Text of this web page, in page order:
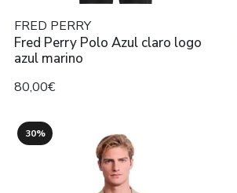
FRED PERRY
Fred Perry Polo Azul claro logo
azul marino
80,00€
30%